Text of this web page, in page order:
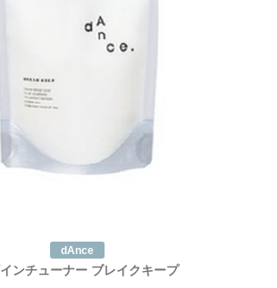
dAnce
ンチューナー ブレイクキープ